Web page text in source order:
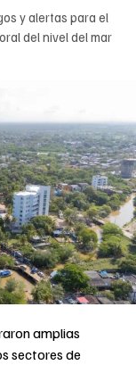
y alertas para el
del nivel del mar
amplias
sectores de